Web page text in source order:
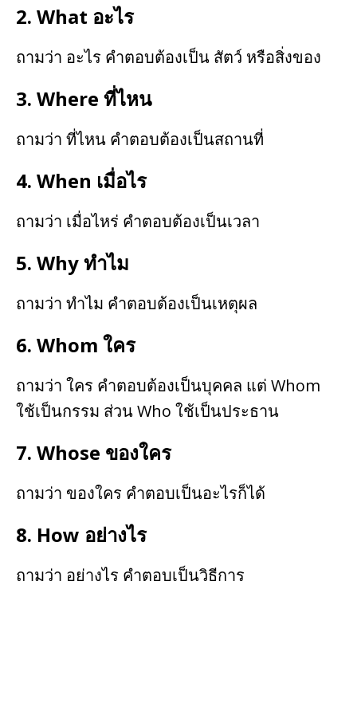
2. What อะไร
ถามว่า อะไร คำตอบต้องเป็น สัตว์ หรือสิ่งของ
3. Where ที่ไหน
ถามว่า ที่ไหน คำตอบต้องเป็นสถานที่
4. When เมื่อไร
ถามว่า เมื่อไหร่ คำตอบต้องเป็นเวลา
5. Why ทำไม
ถามว่า ทำไม คำตอบต้องเป็นเหตุผล
6. Whom ใคร
ถามว่า ใคร คำตอบต้องเป็นบุคคล แต่ Whom
ใช้เป็นกรรม ส่วน Who ใช้เป็นประธาน
7. Whose ของใคร
ถามว่า ของใคร คำตอบเป็นอะไรก็ได้
8. How อย่างไร
ถามว่า อย่างไร คำตอบเป็นวิธีการ